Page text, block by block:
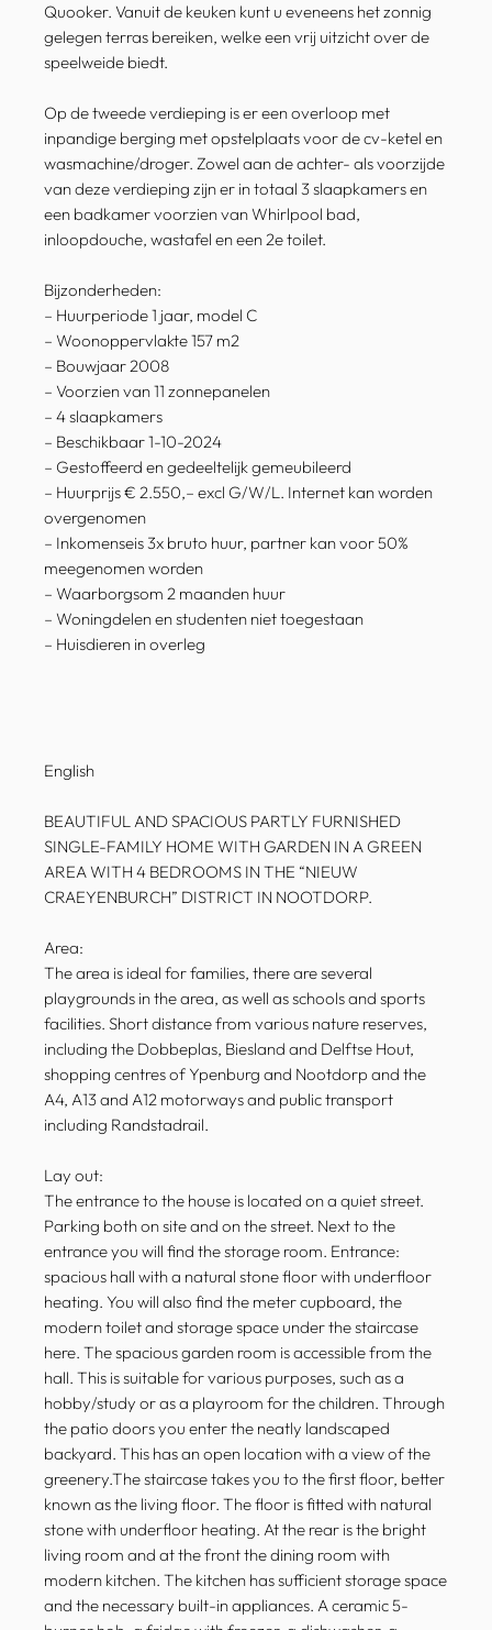
Quooker. Vanuit de keuken kunt u eveneens het zonnig
gelegen terras bereiken, welke een vrij uitzicht over de
speelweide biedt.
Op de tweede verdieping is er een overloop met
inpandige berging met opstelplaats voor de cv-ketel en
wasmachine/droger. Zowel aan de achter- als voorzijde
van deze verdieping zijn er in totaal 3 slaapkamers en
een badkamer voorzien van Whirlpool bad,
inloopdouche, wastafel en een 2e toilet.
Bijzonderheden:
– Huurperiode 1 jaar, model C
– Woonoppervlakte 157 m2
– Bouwjaar 2008
– Voorzien van 11 zonnepanelen
– 4 slaapkamers
– Beschikbaar 1-10-2024
– Gestoffeerd en gedeeltelijk gemeubileerd
– Huurprijs € 2.550,– excl G/W/L. Internet kan worden
overgenomen
– Inkomenseis 3x bruto huur, partner kan voor 50%
meegenomen worden
– Waarborgsom 2 maanden huur
– Woningdelen en studenten niet toegestaan
– Huisdieren in overleg
English
BEAUTIFUL AND SPACIOUS PARTLY FURNISHED
SINGLE-FAMILY HOME WITH GARDEN IN A GREEN
AREA WITH 4 BEDROOMS IN THE “NIEUW
CRAEYENBURCH” DISTRICT IN NOOTDORP.
Area:
The area is ideal for families, there are several
playgrounds in the area, as well as schools and sports
facilities. Short distance from various nature reserves,
including the Dobbeplas, Biesland and Delftse Hout,
shopping centres of Ypenburg and Nootdorp and the
A4, A13 and A12 motorways and public transport
including Randstadrail.
Lay out:
The entrance to the house is located on a quiet street.
Parking both on site and on the street. Next to the
entrance you will find the storage room. Entrance:
spacious hall with a natural stone floor with underfloor
heating. You will also find the meter cupboard, the
modern toilet and storage space under the staircase
here. The spacious garden room is accessible from the
hall. This is suitable for various purposes, such as a
hobby/study or as a playroom for the children. Through
the patio doors you enter the neatly landscaped
backyard. This has an open location with a view of the
greenery.The staircase takes you to the first floor, better
known as the living floor. The floor is fitted with natural
stone with underfloor heating. At the rear is the bright
living room and at the front the dining room with
modern kitchen. The kitchen has sufficient storage space
and the necessary built-in appliances. A ceramic 5-